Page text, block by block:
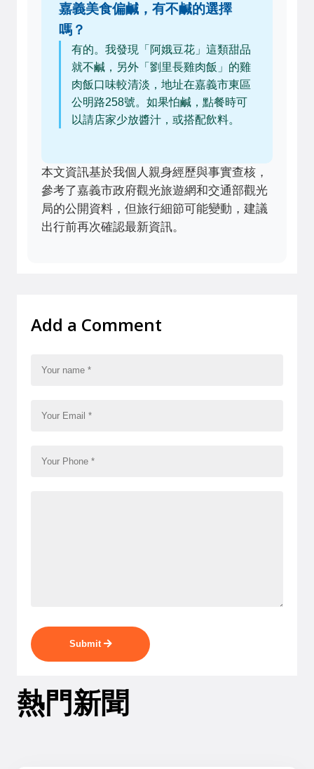
嘉義美食偏鹹，有不鹹的選擇
嗎？
有的。我發現「阿娥豆花」這類甜品
就不鹹，另外「劉里長雞肉飯」的雞
肉飯口味較清淡，地址在嘉義市東區
公明路258號。如果怕鹹，點餐時可
以請店家少放醬汁，或搭配飲料。
本文資訊基於我個人親身經歷與事實查核，
參考了嘉義市政府觀光旅遊網和交通部觀光
局的公開資料，但旅行細節可能變動，建議
出行前再次確認最新資訊。
Add a Comment
Submit
熱門新聞